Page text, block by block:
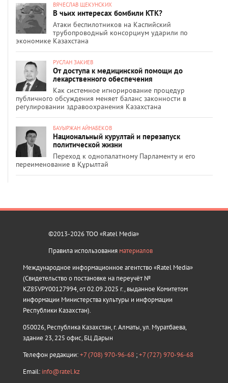
ВЯЧЕСЛАВ ЩЕКУНСКИХ
В чьих интересах бомбили КТК?
Атаки беспилотников на Каспийский
трубопроводный консорциум ударили по
экономике Казахстана
РУСЛАН ЗАКИЕВ
От доступа к медицинской помощи до
лекарственного обеспечения
Как системное игнорирование процедур
публичного обсуждения меняет баланс законности в
регулировании здравоохранения Казахстана
БАУЫРЖАН АЙНАБЕКОВ
Национальный курултай и перезапуск
политической жизни
Переход к однопалатному Парламенту и его
переименование в Құрылтай
©2013-2026 ТОО «Ratel Media»
Правила использования материалов
Международное информационное агентство «Ratel Media»
(Свидетельство о постановке на переучёт №
KZ85VPY00127994, от 02.09.2025 г., выданное Комитетом
информации Министерства культуры и информации
Республики Казахстан).
050026, Республика Казахстан, г. Алматы, ул. Муратбаева,
здание 23, 225 офис, БЦ Дарын
Телефон редакции:+7 (708) 970-96-68 ;+7 (727) 970-96-68
Email: info@ratel.kz